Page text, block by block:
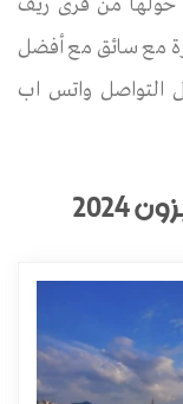
حولها من قرى ريف
مع سائق مع أفضل
التواصل واتس اب